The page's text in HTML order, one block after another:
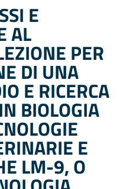
E
AL
PER
DI UNA
E RICERCA
BIOLOGIA
E
LM-9, O